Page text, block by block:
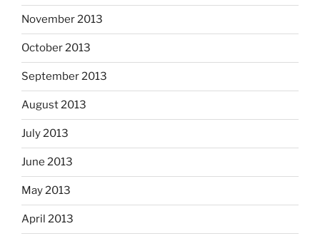
November 2013
October 2013
September 2013
August 2013
July 2013
June 2013
May 2013
April 2013